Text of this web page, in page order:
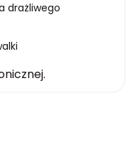
drażliwego